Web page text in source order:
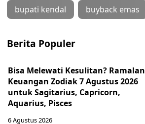
bupati kendal buyback emas
Berita Populer
Bisa Melewati Kesulitan? Ramalan
Keuangan Zodiak 7 Agustus 2026
untuk Sagitarius, Capricorn,
Aquarius, Pisces
6 Agustus 2026